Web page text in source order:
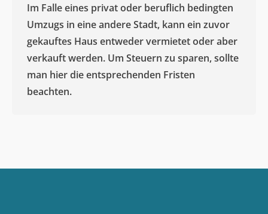
Im Falle eines privat oder beruflich bedingten
Umzugs in eine andere Stadt, kann ein zuvor
gekauftes Haus entweder vermietet oder aber
verkauft werden. Um Steuern zu sparen, sollte
man hier die entsprechenden Fristen
beachten.